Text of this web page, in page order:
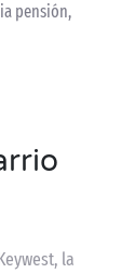
pensión,
la